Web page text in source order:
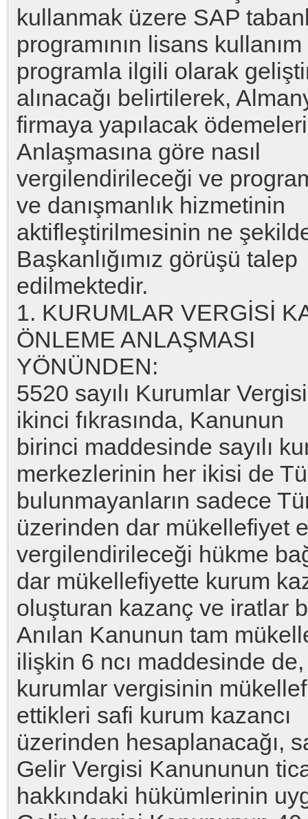
kullanmak üzere SAP
programının lisans
programla ilgili olarak
alınacağı belirtilerek,
firmaya yapılacak
Anlaşmasına göre nasıl
vergilendirileceği ve
ve danışmanlık hizmetinin
aktifleştirilmesinin ne
Başkanlığımız görüşü talep
edilmektedir.
1. KURUMLAR VERGİSİ
ÖNLEME ANLAŞMASI
YÖNÜNDEN:
5520 sayılı Kurumlar
ikinci fıkrasında, Kanunun
birinci maddesinde sayılı
merkezlerinin her ikisi de
bulunmayanların sadece
üzerinden dar mükellefiyet
vergilendirileceği hükme
dar mükellefiyette kurum
oluşturan kazanç ve iratlar
Anılan Kanunun tam
ilişkin 6 ncı maddesinde de,
kurumlar vergisinin
ettikleri safi kurum kazancı
üzerinden hesaplanacağı,
Gelir Vergisi Kanununun
hakkındaki hükümlerinin